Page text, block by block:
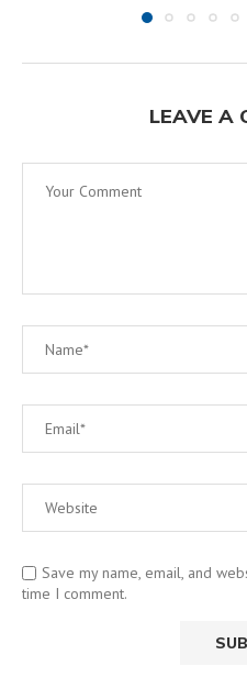
LEAVE A
Save my name, email, and
time I comment.